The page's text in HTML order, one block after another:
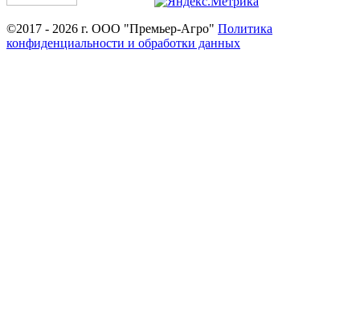
©2017 - 2026 г. ООО "Премьер-Агро" Политика
конфиденциальности и обработки данных